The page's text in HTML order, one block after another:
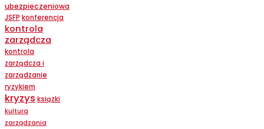
ubezpieczeniowa
JSFP konferencja
kontrola
zarządcza
kontrola
zarządcza i
zarządzanie
ryzykiem
kryzys ksiązki
kultura
zarządzania